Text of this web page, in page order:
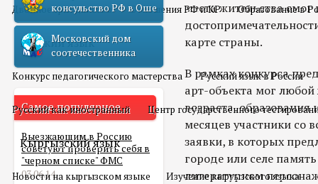
Двойное гражданство Отношения РФ и КР Образование в
Русский язык
Конкурс педагогического мастерства Русский язык в России
Русский как иностранный Центр государственного
Кыргызский язык
Новости на кыргызском языке Изучение кыргызского языка
консульство РФ в Оше
Московский дом
соотечественника
Самое популярное
Выезжающим в Россию
советуют проверить себя в
"черном списке" ФМС
03.06.14
места жительства
карте страны.
В рамках конкурса
арт-объекта мог
возраста, образования
месяцев участники со
заявки, в которых
городе или селе
литературном